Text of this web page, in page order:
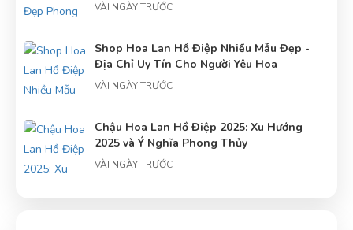
VÀI NGÀY TRƯỚC
Shop Hoa Lan Hồ Điệp Nhiều Mẫu Đẹp -
Địa Chỉ Uy Tín Cho Người Yêu Hoa
VÀI NGÀY TRƯỚC
Chậu Hoa Lan Hồ Điệp 2025: Xu Hướng
2025 và Ý Nghĩa Phong Thủy
VÀI NGÀY TRƯỚC